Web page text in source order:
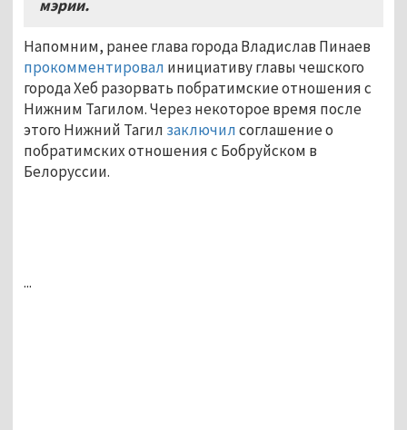
мэрии.
Напомним, ранее глава города Владислав Пинаев
прокомментировал инициативу главы чешского
города Хеб разорвать побратимские отношения с
Нижним Тагилом. Через некоторое время после
этого Нижний Тагил заключилсоглашение о
побратимских отношения с Бобруйском в
Белоруссии.
...